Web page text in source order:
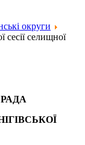
округи
сесії селищної